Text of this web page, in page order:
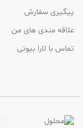
پیگیری سفارش
علاقه مندی های من
تماس با لارا بیوتی